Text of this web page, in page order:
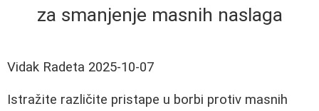
za smanjenje masnih naslaga
Vidak Radeta 2025-10-07
Istražite različite pristape u borbi protiv masnih